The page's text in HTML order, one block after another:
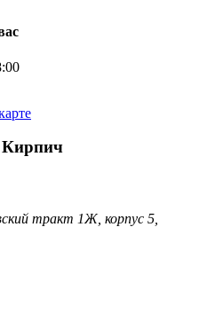
Кирпич
тракт 1Ж, корпус 5,